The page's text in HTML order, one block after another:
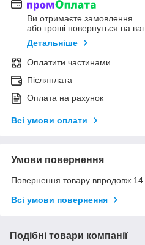
Ви отримаєте замовлення
або гроші повернуться на
Детальніше
Оплатити частинами
Післяплата
Оплата на рахунок
Всі умови оплати
Умови повернення
Повернення товару впродовж 14
Всі умови повернення
Подібні товари компанії